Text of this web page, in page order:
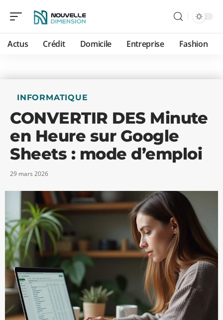
Actus Crédit Domicile Entreprise Fashion
INFORMATIQUE
CONVERTIR DES Minute
en Heure sur Google
Sheets : mode d’emploi
29 mars 2026